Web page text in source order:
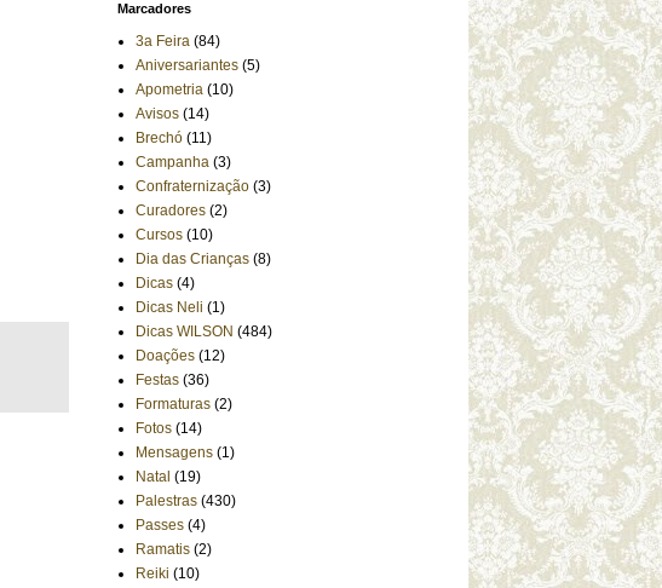
Marcadores
3a Feira (84)
Aniversariantes (5)
Apometria (10)
Avisos (14)
Brechó (11)
Campanha (3)
Confraternização (3)
Curadores (2)
Cursos (10)
Dia das Crianças (8)
Dicas (4)
Dicas Neli (1)
Dicas WILSON (484)
Doações (12)
Festas (36)
Formaturas (2)
Fotos (14)
Mensagens (1)
Natal (19)
Palestras (430)
Passes (4)
Ramatis (2)
Reiki (10)